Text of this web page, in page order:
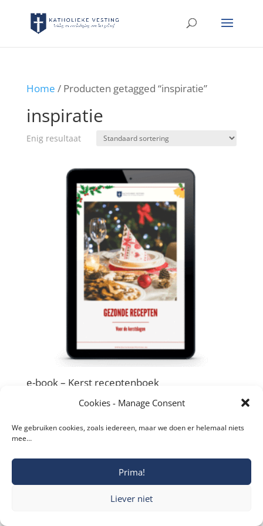
Cookies - Manage Consent
We gebruiken cookies, zoals iedereen, maar we doen er helemaal niets
mee…
Prima!
Liever niet
Home / Producten getagged “inspiratie”
inspiratie
Enig resultaat
e-book – Kerst receptenboek
Copyright © 2019-2026 Katholieke Vesting I
Privacyverklaring